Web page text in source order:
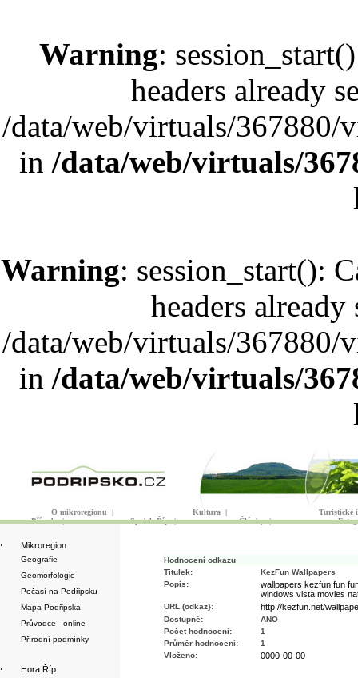
Warning:
headers already
/data/web/virtuals/
in /data/web/virtuals/
Warning: session_start():
headers
/data/web/virtuals/
in /data/web/virtuals/
O mikroregionu | Kultura |
Turistické
Příroda| Spolek Říp| Články|
· Mikroregion
Geografie
Geomorfologie
Počasí na Podřipsku
Mapa Podřipska
Průvodce - online
Přírodní podmínky
· Hora Říp
Hodnocení odkazu
Titulek:
KezFun Wallpapers
Popis:
wallpapers kezfun fun
windows vista movies
URL (odkaz}: http://kezfun.net/
Dostupné:
ANO
Počet hodnocení:
1
Průměr hodnocení:
1
Vloženo:
0000-00-00